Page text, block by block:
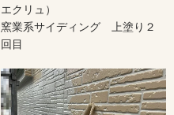
エクリュ）
窯業系サイディング 上塗り２
回目